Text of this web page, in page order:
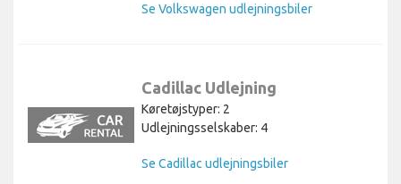
Se Volkswagen udlejningsbiler
Cadillac Udlejning
Køretøjstyper: 2
Udlejningsselskaber: 4
Se Cadillac udlejningsbiler